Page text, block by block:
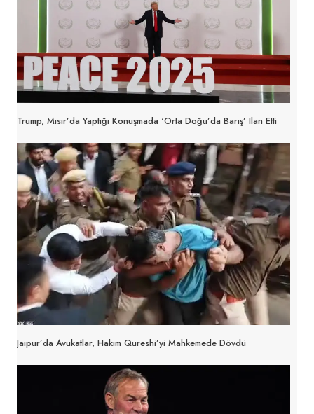
Trump, Mısır’da Yaptığı Konuşmada ‘Orta Doğu’da Barış’ Ilan Etti
Jaipur’da Avukatlar, Hakim Qureshi’yi Mahkemede Dövdü